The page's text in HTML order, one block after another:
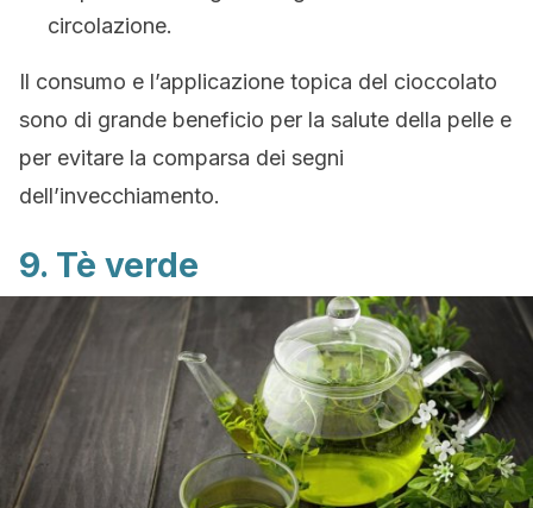
circolazione.
Il consumo e l’applicazione topica del cioccolato
sono di grande beneficio per la salute della pelle e
per evitare la comparsa dei segni
dell’invecchiamento.
9. Tè verde